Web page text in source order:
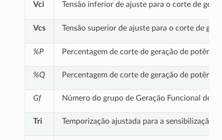
Vci Tensão inferior de ajuste para o corte de
Vcs Tensão superior de ajuste para o corte de
%P Percentagem de corte de geração de
%Q Percentagem de corte de geração de
Gf Número do grupo de Geração Funcional
Tri Temporização ajustada para a sensibilização